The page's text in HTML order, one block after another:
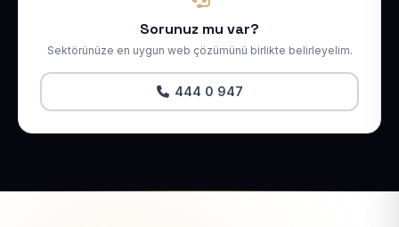
Sorunuz mu var?
Sektörünüze en uygun web çözümünü birlikte belirleyelim.
444 0 947